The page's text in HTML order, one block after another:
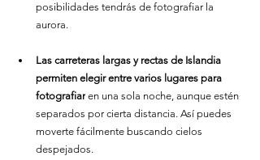
posibilidades tendrás de fotografiar la
aurora.
Las carreteras largas y rectas de Islandia
permiten elegir entre varios lugares para
fotografiar en una sola noche, aunque estén
separados por cierta distancia. Así puedes
moverte fácilmente buscando cielos
despejados.